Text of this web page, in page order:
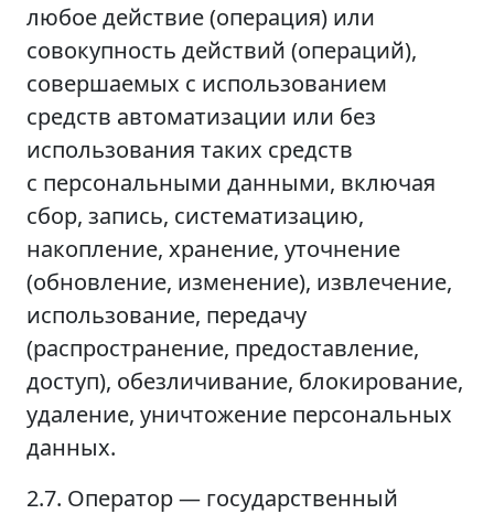
любое действие (операция) или
совокупность действий (операций),
совершаемых с использованием
средств автоматизации или без
использования таких средств
с персональными данными, включая
сбор, запись, систематизацию,
накопление, хранение, уточнение
(обновление, изменение), извлечение,
использование, передачу
(распространение, предоставление,
доступ), обезличивание, блокирование,
удаление, уничтожение персональных
данных.
2.7. Оператор — государственный